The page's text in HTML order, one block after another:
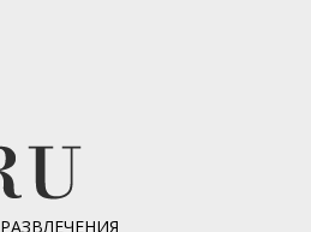
РАЗВЛЕЧЕНИЯ